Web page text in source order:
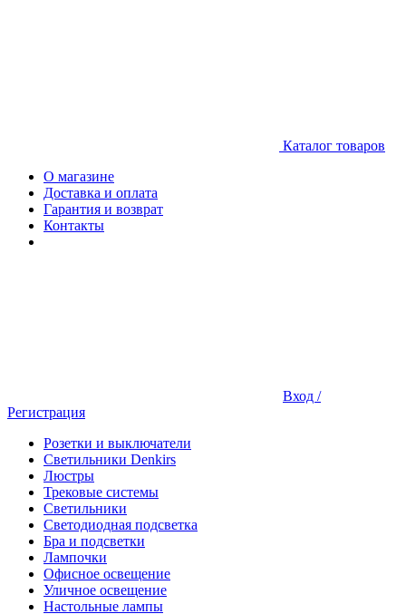
Каталог товаров
О магазине
Доставка и оплата
Гарантия и возврат
Контакты
Вход /
Регистрация
Розетки и выключатели
Светильники Denkirs
Люстры
Трековые системы
Светильники
Светодиодная подсветка
Бра и подсветки
Лампочки
Офисное освещение
Уличное освещение
Настольные лампы